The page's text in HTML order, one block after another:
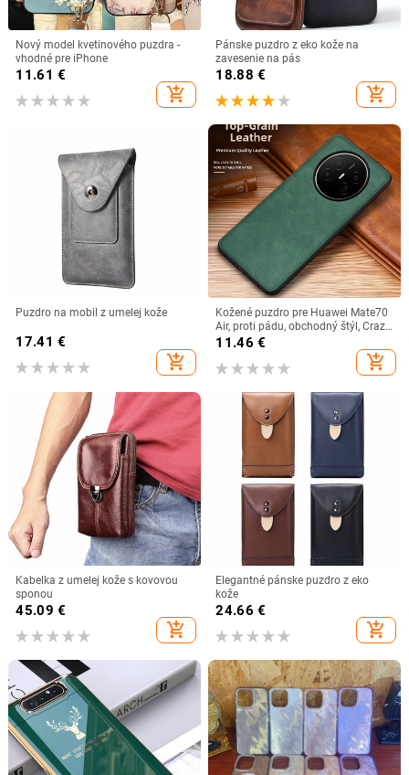
Nový model kvetinového puzdra -
vhodné pre iPhone
11.61 €
add_shopping_cart
Pánske puzdro z eko kože na
zavesenie na pás
18.88 €
add_shopping_cart
Puzdro na mobil z umelej kože
17.41 €
add_shopping_cart
Kožené puzdro pre Huawei Mate70
Air, proti pádu, obchodný štýl, Crazy
Horse vzor Mate60 Pro
11.46 €
add_shopping_cart
Kabelka z umelej kože s kovovou
sponou
45.09 €
add_shopping_cart
Elegantné pánske puzdro z eko
kože
24.66 €
add_shopping_cart